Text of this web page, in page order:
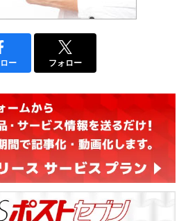
ー フォロー